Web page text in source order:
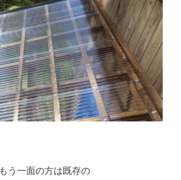
もう一面の方は既存の